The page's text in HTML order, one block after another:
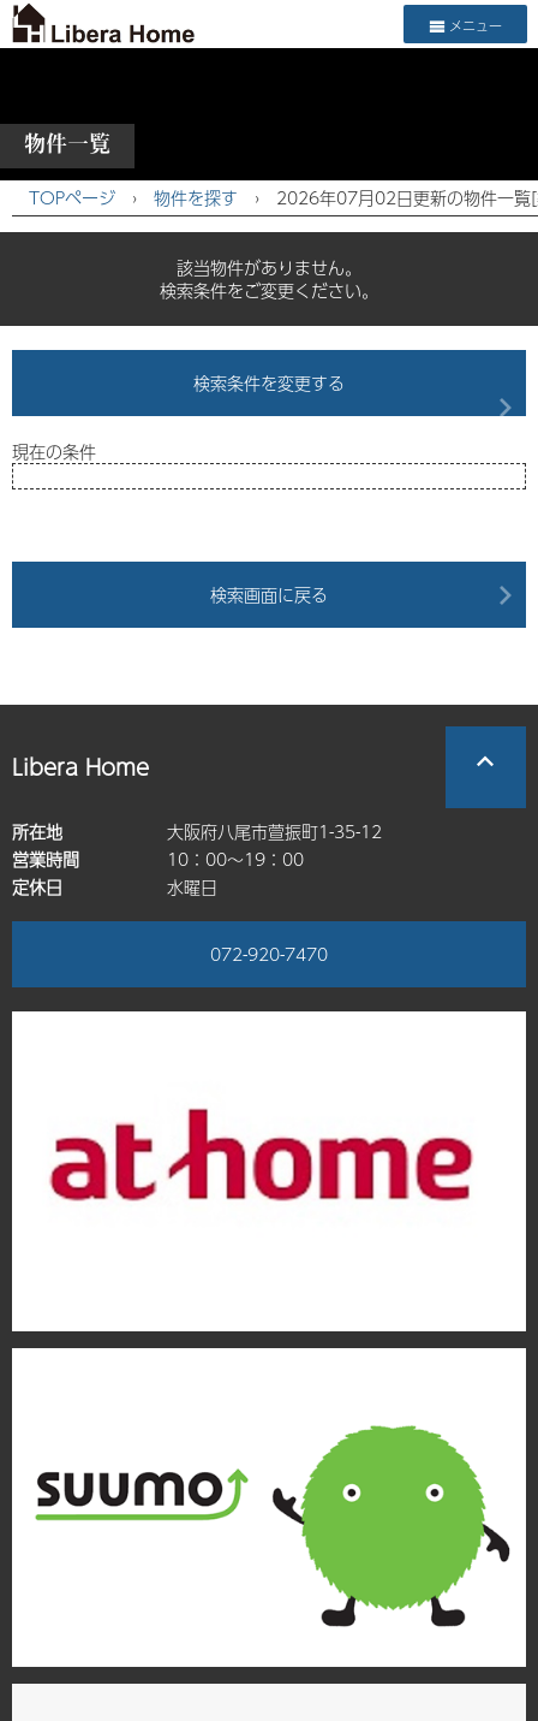
メニュー
物件一覧
TOPページ › 物件を探す › 2026年07月02日更新の物件一覧
該当物件がありません。
検索条件をご変更ください。
検索条件を変更する
現在の条件
検索画面に戻る
Libera Home
所在地
大阪府八尾市萱振町1-35-12
営業時間
10：00～19：00
定休日
水曜日
072-920-7470